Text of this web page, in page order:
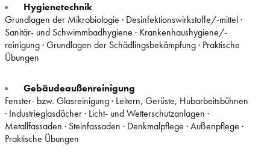
Hygienetechnik
Grundlagen der Mikrobiologie · Desinfektionswirkstoffe/-mittel ·
Sanitär- und Schwimmbadhygiene · Krankenhaushygiene/-
reinigung · Grundlagen der Schädlingsbekämpfung · Praktische
Übungen
Gebäudeaußenreinigung
Fenster- bzw. Glasreinigung · Leitern, Gerüste, Hubarbeitsbühnen
· Industrieglasdächer · Licht- und Wetterschutzanlagen ·
Metallfassaden · Steinfassaden · Denkmalpflege · Außenpflege ·
Praktische Übungen